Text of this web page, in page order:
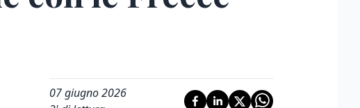
07 giugno 2026